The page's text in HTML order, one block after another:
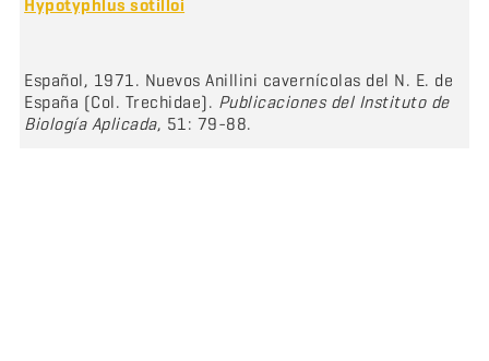
Hypotyphlus sotilloi
Español, 1971. Nuevos Anillini cavernícolas del N. E. de
España (Col. Trechidae). Publicaciones del Instituto de
Biología Aplicada, 51: 79-88.